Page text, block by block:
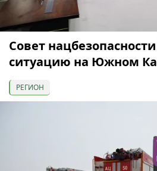
Совет
ситуацию на Южном
РЕГИОН